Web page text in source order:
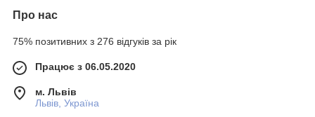
Про нас
75% позитивних з 276 відгуків за рік
Працює з 06.05.2020
м. Львів
Львів, Україна